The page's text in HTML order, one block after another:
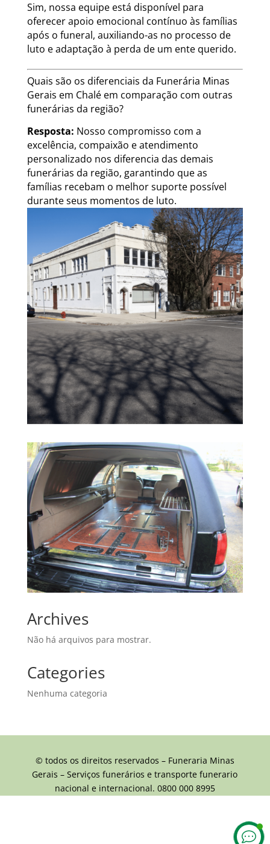
Sim, nossa equipe está disponível para
oferecer apoio emocional contínuo às famílias
após o funeral, auxiliando-as no processo de
luto e adaptação à perda de um ente querido.
Quais são os diferenciais da Funerária Minas
Gerais em Chalé em comparação com outras
funerárias da região?
Resposta: Nosso compromisso com a
excelência, compaixão e atendimento
personalizado nos diferencia das demais
funerárias da região, garantindo que as
famílias recebam o melhor suporte possível
durante seus momentos de luto.
Archives
Não há arquivos para mostrar.
Categories
Nenhuma categoria
© todos os direitos reservados – Funeraria Minas
Gerais – Serviços funerários e transporte funerario
nacional e internacional. 0800 000 8995